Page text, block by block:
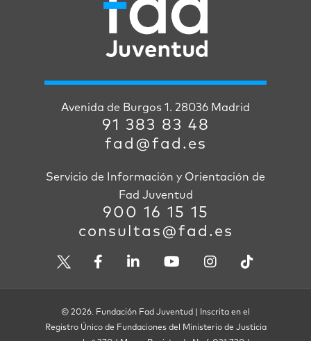
Avenida de Burgos 1. 28036 Madrid
91 383 83 48
fad@fad.es
Servicio de Información y Orientación de
Fad Juventud
900 16 15 15
consultas@fad.es
© 2026. Fundación Fad Juventud | Inscrita en el
Registro Único de Fundaciones del Ministerio de Justicia